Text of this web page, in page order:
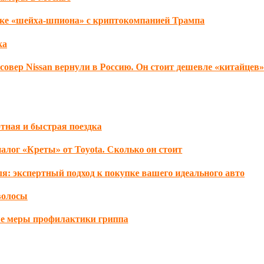
«шейха-шпиона» с криптокомпанией Трампа
Nissan вернули в Россию. Он стоит дешевле «китайцев»
и быстрая поездка
«Креты» от Toyota. Сколько он стоит
экспертный подход к покупке вашего идеального авто
меры профилактики гриппа